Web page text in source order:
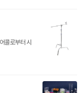
콜로부터 시